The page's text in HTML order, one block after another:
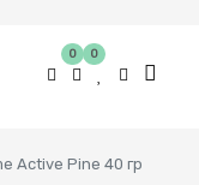
0 0
Active Pine 40 гр